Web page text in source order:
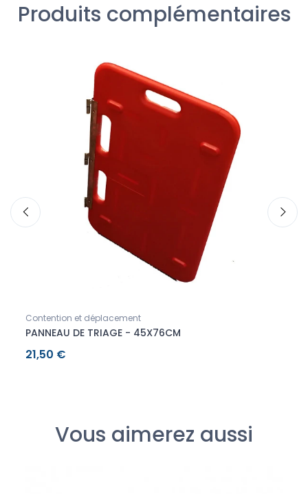
Produits complémentaires
Contention et déplacement
PANNEAU DE TRIAGE - 45X76CM
21,50 €
Vous aimerez aussi